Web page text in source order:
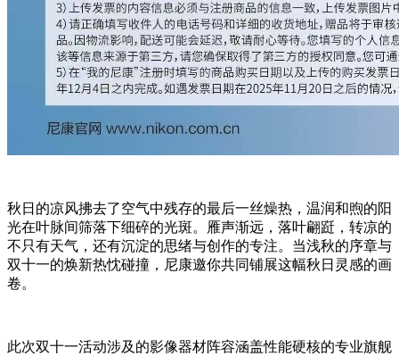
秋日的凉风拂去了空气中残存的最后一丝燥热，温润和煦的阳
光在叶脉间筛落下细碎的光斑。雁声渐远，落叶翩跹，转凉的
不只有天气，还有沉淀的思绪与创作的专注。当浅秋的序章与
双十一的焕新热忱碰撞，尼康邀你共同铺展这幅秋日灵感的画
卷。
此次双十一活动涉及的影像器材阵容涵盖性能硬核的专业旗舰